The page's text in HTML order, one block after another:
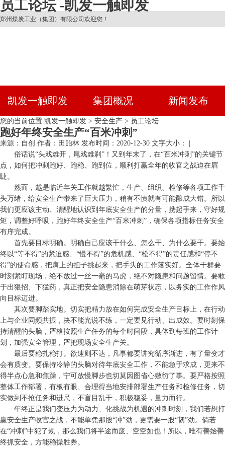
员工论坛 -凯发一触即发
郑州煤炭工业（集团）有限公司欢迎您！
凯发一触即发 集团概况 新闻发布
您的当前位置:凯发一触即发 > 安全生产 > 员工论坛
跑好年终安全生产“百米冲刺”
来源：自创 作者：田贻林 发布时间：2020-12-30 文字大小： |
俗话说“头戏难开，尾戏难刹”！又到年末了，在“百米冲刺”的关键节
点，如何把冲刺跑好、跑稳、跑到位，顺利打赢全年的收官之战迫在眉
睫。
然而，越是临近年关工作就越繁忙，生产、组织、检修等各项工作千
头万绪，给安全生产带来了巨大压力，稍有不慎就有可能酿成大错。所以
我们更应该主动、清醒地认识到年底安全生产的分量，携起手来，守好规
矩，调整好呼吸，跑好年终安全生产“百米冲刺”，确保各项指标任务安全
有序完成。
首先要目标明确。明确自己应该干什么、怎么干、为什么要干。要始
终以“等不得”的紧迫感、“慢不得”的危机感、“松不得”的责任感和“停不
得”的使命感，把肩上的担子挑起来，把手头的工作落实好。全体干群要
时刻紧盯现场，绝不放过一丝一毫的马虎，绝不对隐患和问题留情。要敢
于出狠招、下猛药，真正把安全隐患消除在萌芽状态，以务实的工作作风
向目标迈进。
其次要脚踏实地。切实把精力放在如何完成安全生产目标上，在行动
上与企业同频共振，决不能光说不练，一定要见行动、出成效。要时刻保
持清醒的头脑，严格按照生产任务的每个时间段，具体到每班的工作计
划，加强安全管理，严把现场安全生产关。
最后要稳扎稳打。欲速则不达，凡事都要讲究循序渐进，有了量变才
会有质变。要保持冷静的头脑对待年底安全工作，不能急于求成，更来不
得半点心急和焦躁，宁可放慢脚步也切莫因图省心敷衍了事。要严格按照
整体工作部署，有板有眼、合理得当地安排部署生产任务和检修任务，切
实做到不抢任务和进尺，不盲目乱干，积极稳妥，量力而行。
年终正是我们变压力为动力、化挑战为机遇的冲刺时刻，我们若想打
赢安全生产收官之战，不能单凭那股“冲”劲，更需要一股“韧”劲。倘若
在“冲刺”中犯了规，那么我们将半途而废、空空如也！所以，唯有善始善
终抓安全，方能稳操胜券。